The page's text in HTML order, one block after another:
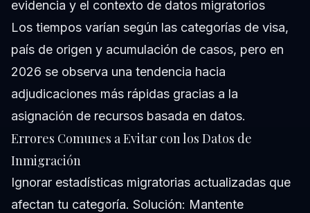
evidencia y el contexto de datos migratorios
Los tiempos varían según las categorías de visa,
país de origen y acumulación de casos, pero en
2026 se observa una tendencia hacia
adjudicaciones más rápidas gracias a la
asignación de recursos basada en datos.
Errores Comunes a Evitar con los Datos de
Inmigración
Ignorar estadísticas migratorias actualizadas que
afectan tu categoría. Solución: Mantente